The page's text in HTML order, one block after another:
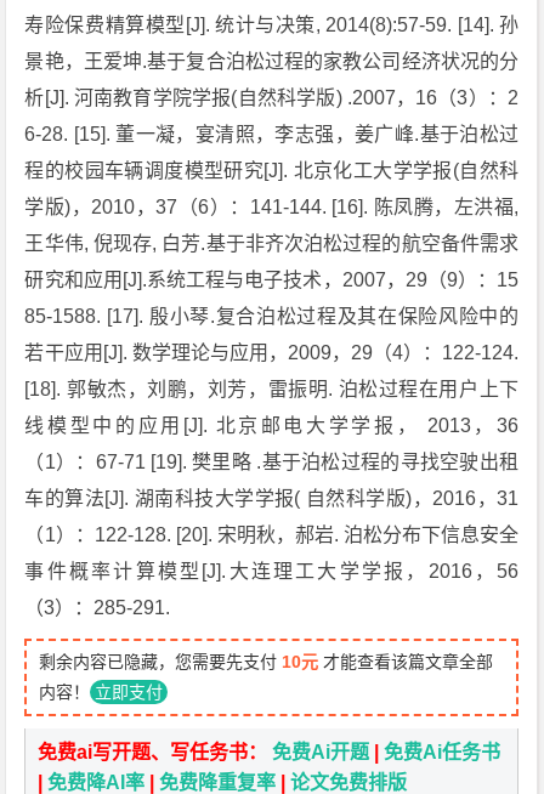
寿险保费精算模型[J]. 统计与决策, 2014(8):57-59. [14]. 孙
景艳，王爱坤.基于复合泊松过程的家教公司经济状况的分
析[J]. 河南教育学院学报(自然科学版) .2007，16（3）：2
6-28. [15]. 董一凝，宴清照，李志强，姜广峰.基于泊松过
程的校园车辆调度模型研究[J]. 北京化工大学学报(自然科
学版)，2010，37（6）：141-144. [16]. 陈凤腾，左洪福,
王华伟, 倪现存, 白芳.基于非齐次泊松过程的航空备件需求
研究和应用[J].系统工程与电子技术，2007，29（9）：15
85-1588. [17]. 殷小琴.复合泊松过程及其在保险风险中的
若干应用[J]. 数学理论与应用，2009，29（4）：122-124.
[18]. 郭敏杰，刘鹏，刘芳，雷振明. 泊松过程在用户上下
线模型中的应用[J]. 北京邮电大学学报， 2013，36
（1）：67-71 [19]. 樊里略 .基于泊松过程的寻找空驶出租
车的算法[J]. 湖南科技大学学报( 自然科学版)，2016，31
（1）：122-128. [20]. 宋明秋，郝岩. 泊松分布下信息安全
事件概率计算模型[J].大连理工大学学报，2016，56
（3）：285-291.
剩余内容已隐藏，您需要先支付 10元 才能查看该篇文章全部
内容！ 立即支付
免费ai写开题、写任务书：免费Ai开题 |免费Ai任务书
|免费降AI率 |免费降重复率 |论文免费排版